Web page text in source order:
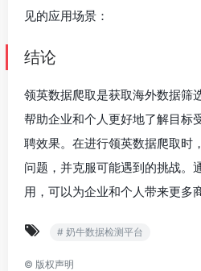
见的应用场景：
结论
领英数据爬取是获取海外数据筛
帮助企业和个人更好地了解目标
聘效果。在进行领英数据爬取时
问题，并克服可能遇到的挑战。
用，可以为企业和个人带来更多
# 奶牛数据检测平台
© 版权声明